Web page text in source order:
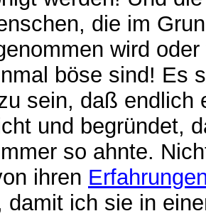
die im
wird
böse sind! Es
sein, daß endlich
und begründet,
so ahnte.
ihren
damit ich sie in